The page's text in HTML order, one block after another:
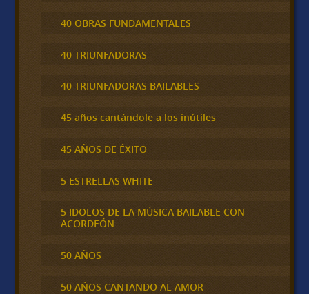
40 OBRAS FUNDAMENTALES
40 TRIUNFADORAS
40 TRIUNFADORAS BAILABLES
45 años cantándole a los inútiles
45 AÑOS DE ÉXITO
5 ESTRELLAS WHITE
5 IDOLOS DE LA MÚSICA BAILABLE CON
ACORDEÓN
50 AÑOS
50 AÑOS CANTANDO AL AMOR